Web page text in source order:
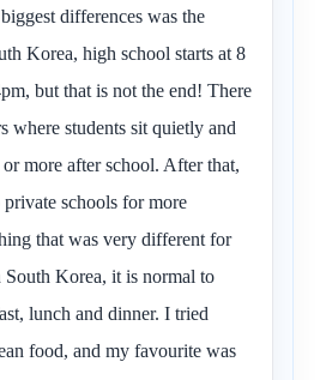
differences was the
Korea, high school starts at 8
but that is not the end! There
where students sit quietly and
more after school. After that,
private schools for more
that was very different for
South Korea, it is normal to
lunch and dinner. I tried
food, and my favourite was